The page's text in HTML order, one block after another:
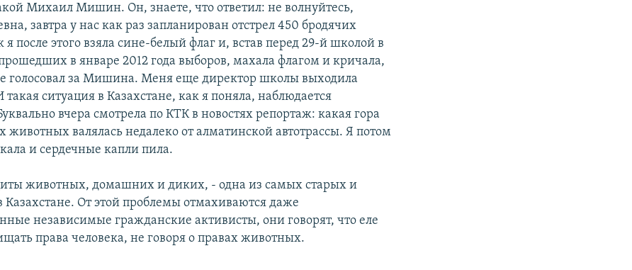
Михаил Мишин. Он, знаете, что ответил: не волнуйтесь,
завтра у нас как раз запланирован отстрел 450 бродячих
после этого взяла сине-белый флаг и, встав перед 29-й школой в
в январе 2012 года выборов, махала флагом и кричала,
голосовал за Мишина. Меня еще директор школы выходила
такая ситуация в Казахстане, как я поняла, наблюдается
вчера смотрела по КТК в новостях репортаж: какая гора
валялась недалеко от алматинской автотрассы. Я потом
и сердечные капли пила.
животных, домашних и диких, - одна из самых старых и
От этой проблемы отмахиваются даже
независимые гражданские активисты, они говорят, что еле
права человека, не говоря о правах животных.